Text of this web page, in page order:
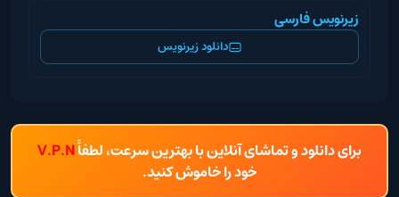
زیرنویس فارسی
دانلود زیرنویس
برای دانلود و تماشای آنلاین با بهترین سرعت، لطفاًV.P.N
خود را خاموش کنید.